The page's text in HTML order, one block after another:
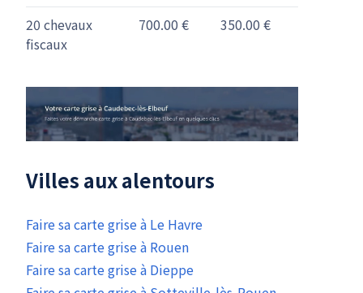
20 chevaux
fiscaux
700.00 € 350.00 €
Villes aux alentours
Faire sa carte grise à Le Havre
Faire sa carte grise à Rouen
Faire sa carte grise à Dieppe